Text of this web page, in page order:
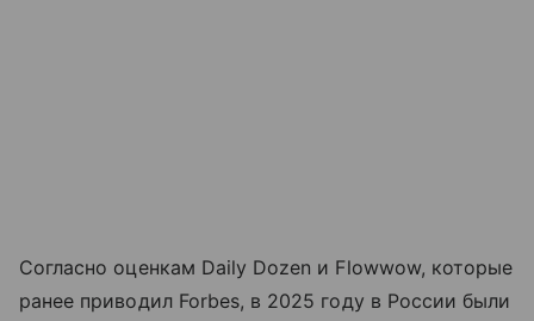
Согласно оценкам Daily Dozen и Flowwow, которые
ранее приводил Forbes, в 2025 году в России были